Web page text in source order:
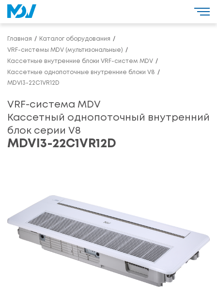
Главная Каталог оборудования
VRF-системы MDV (мультизональные)
Кассетные внутренние блоки VRF-систем MDV
Кассетные однопоточные внутренние блоки V8
MDVI3-22C1VR12D
VRF-система MDV
Кассетный однопоточный внутренний
блок серии V8
MDVI3-22C1VR12D